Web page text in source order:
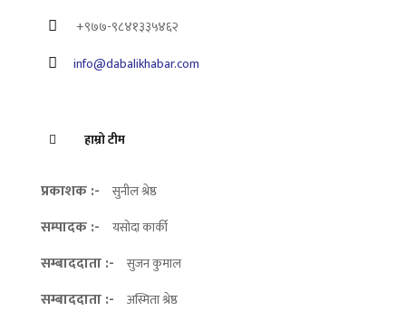
+९७७-९८४१३३५४६२
info@dabalikhabar.com
हाम्रो टीम
प्रकाशक :- सुनील श्रेष्ठ
सम्पादक :- यसोदा कार्की
सम्बाददाता :- सुजन कुमाल
सम्बाददाता :- अस्मिता श्रेष्ठ